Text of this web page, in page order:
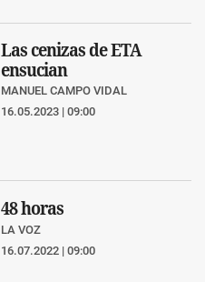
Las cenizas de ETA
ensucian
MANUEL CAMPO VIDAL
16.05.2023 | 09:00
48 horas
LA VOZ
16.07.2022 | 09:00